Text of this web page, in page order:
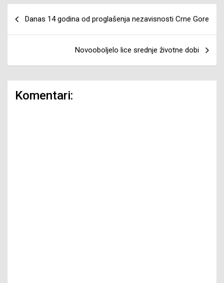
Danas 14 godina od proglašenja nezavisnosti Crne Gore
Novooboljelo lice srednje životne dobi
Komentari: